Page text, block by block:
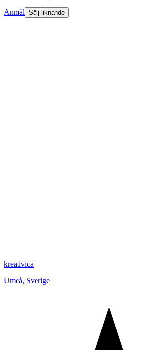
Anmäl Sälj liknande
kreativica
Umeå, Sverige